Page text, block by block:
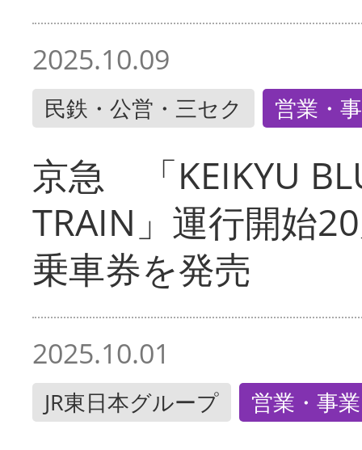
2025.10.09
民鉄・公営・三セク 営業・
京急 「KEIKYU
TRAIN」運行開始
乗車券を発売
2025.10.01
JR東日本グループ 営業・事